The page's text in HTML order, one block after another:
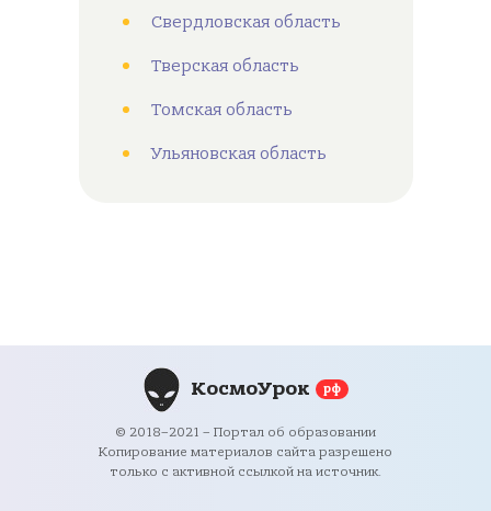
Свердловская область
Тверская область
Томская область
Ульяновская область
КосмоУрок рф
© 2018–2021 – Портал об образовании
Копирование материалов сайта разрешено
только с активной ссылкой на источник.